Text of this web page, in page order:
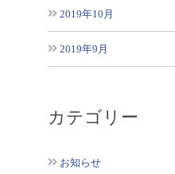
2019年10月
2019年9月
カテゴリー
お知らせ